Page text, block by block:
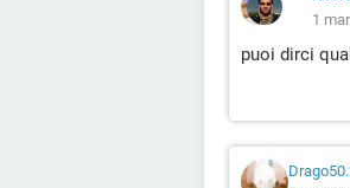
1
puoi dirci